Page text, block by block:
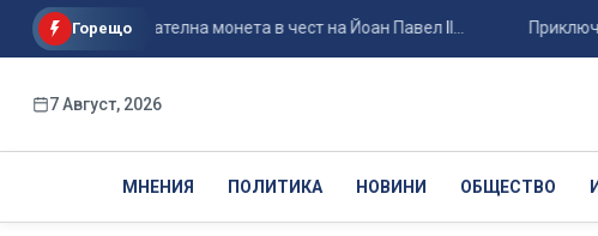
Горещо монета в чест на Йоан Павел II... Приключва
7 Август, 2026
МНЕНИЯ ПОЛИТИКА НОВИНИ ОБЩЕСТВО